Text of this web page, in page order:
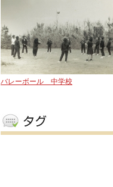
バレーボール 中学校